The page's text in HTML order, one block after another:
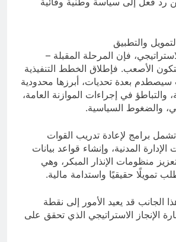
والتطبيق
فإن المرحلة المقبلة –
الأصعب. فإطلاق الخطط التنفيذية
سيصطدم بعدة تحديات، أبرزها محدودية
والتباطؤ في إجراءات الموازنة العامة،
والضغوط السياسية.
برامج لإعادة تدريب القوات
الإدارة المدنية، وإنشاء قواعد بيانات
منظومات الإنذار المبكر، وهي
تمويلًا حقيقيًا واستدامة مالية.
الجانب قد يعيد الأمور إلى نقطة
الإنجاز الاستراتيجي الذي تحقق على